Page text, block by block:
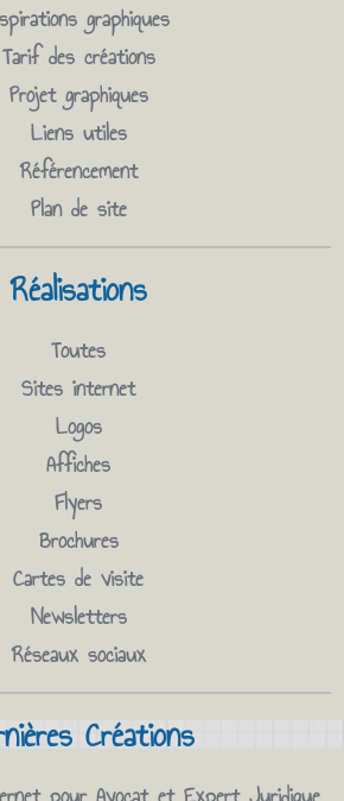
graphiques
Tarif des créations
Projet graphiques
Liens utiles
Référencement
Plan de site
Réalisations
Toutes
Sites internet
Logos
Affiches
Flyers
Brochures
Cartes de visite
Newsletters
Réseaux sociaux
Créations